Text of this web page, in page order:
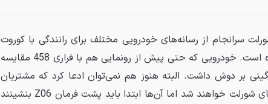
سرانجام از رسانه‌های خودرویی مختلف برای رانندگی با کوروت
Z06 جدید در پیست دعوت کرده است. خودرویی که حتی پیش از رونمایی هم با فراری 458 مقایسه
بر دوش داشت. البته هنوز هم نمی‌توان ادعا کرد که مشتریان
فراری ازاین‌پس راهی نمایندگی‌های شورلت خواهند شد اما آن‌ها ابتدا باید پشت فرمان Z06 بنشینند